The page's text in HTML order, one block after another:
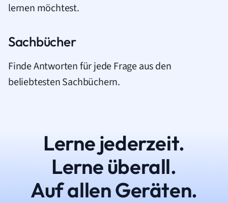
lernen möchtest.
Sachbücher
Finde Antworten für jede Frage aus den
beliebtesten Sachbüchern.
Lerne jederzeit.
Lerne überall.
Auf allen Geräten.